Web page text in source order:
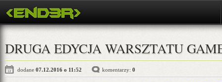
DRUGA EDYCJA WARSZTATU
dodane 07.12.2016 o 11:52 komentarzy: 0